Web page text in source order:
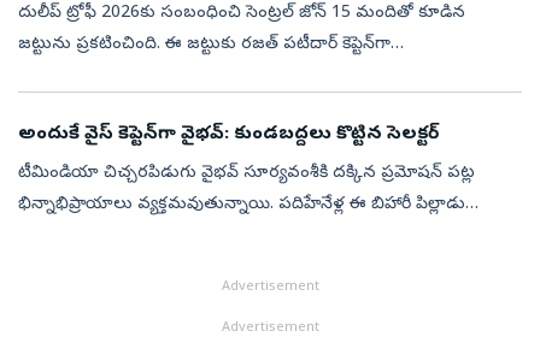
దులీప్ ట్రోఫీ 2026కు సంబంధించి సెంట్రల్ జోన్ 15 మందితో కూడిన
జట్టును ప్రకటించింది. ఈ జట్టుకు రజత్ పటీదార్ కెప్టెన్‌గా
అందుకే వైస్‌ కెప్టెన్‌గా వైభవ్‌: కుండబద్దలు కొట్టిన సెలక్టర్‌
టీమిండియా చిచ్చరపిడుగు వైభవ్‌ సూర్యవంశీకి దక్కిన ప్రమోషన్‌ పట్ల
భిన్నాభిప్రాయాలు వ్యక్తమవుతున్నాయి. పదిహేనేళ్ల ఈ బిహారీ పిల్లాడు
Advertisement
Advertisement